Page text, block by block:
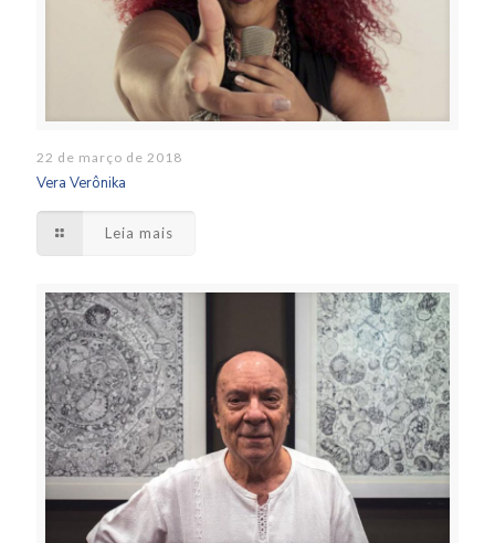
22 de março de 2018
Vera Verônika
Leia mais